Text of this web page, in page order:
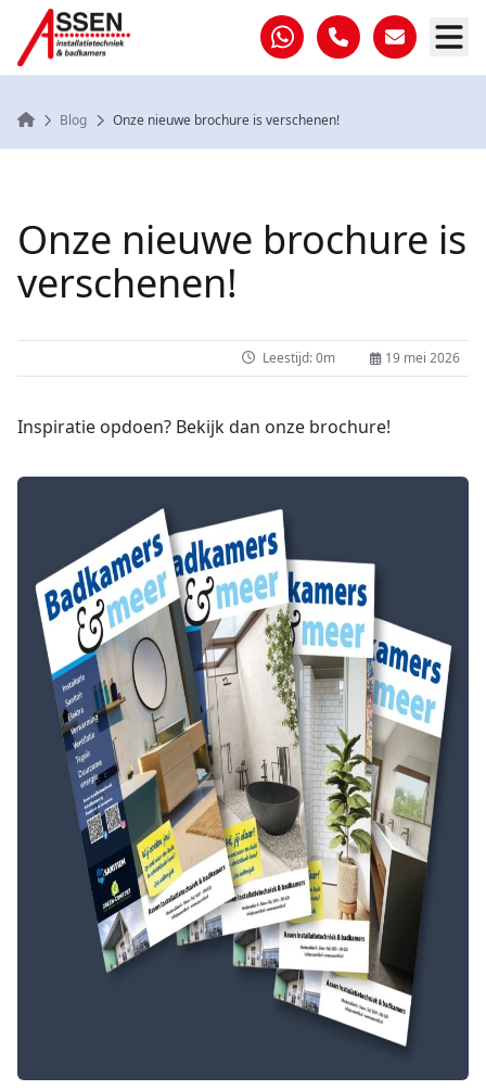
HomeBlog Onze nieuwe brochure is verschenen!
Onze nieuwe brochure is
verschenen!
Leestijd: 0m 19 mei 2026
Inspiratie opdoen? Bekijk dan onze brochure!